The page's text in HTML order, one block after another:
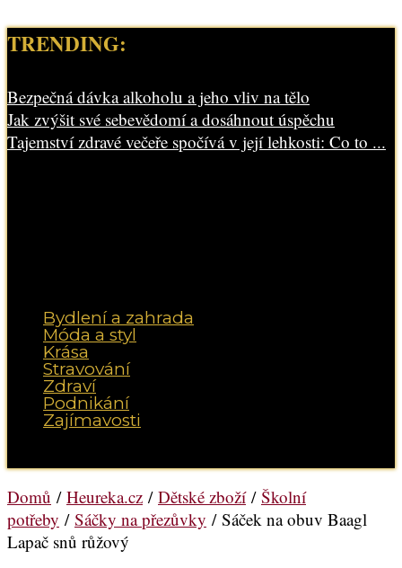
TRENDING:
Bezpečná dávka alkoholu a jeho vliv na tělo
Jak zvýšit své sebevědomí a dosáhnout úspěchu
Tajemství zdravé večeře spočívá v její lehkosti: Co to ...
Bydlení a zahrada
Móda a styl
Krása
Stravování
Zdraví
Podnikání
Zajímavosti
Domů / Heureka.cz / Dětské zboží/ Školní
potřeby / Sáčky na přezůvky / Sáček na obuv Baagl
Lapač snů růžový